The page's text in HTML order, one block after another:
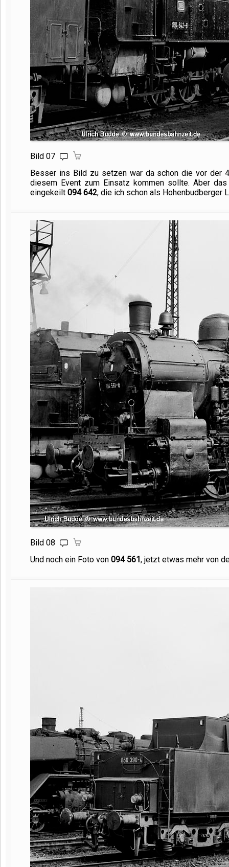
Bild 07
Besser ins Bild zu setzen war da schon die vor der
diesem Event zum Einsatz kommen sollte. Aber
eingekeilt 094 642, die ich schon als Hohenbudberger
Bild 08
Und noch ein Foto von 094 561, jetzt etwas mehr von